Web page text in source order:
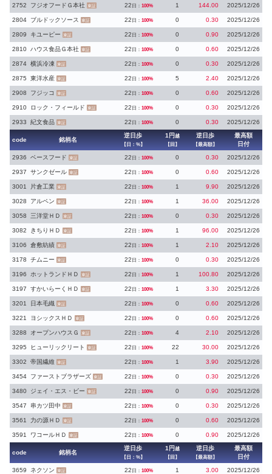
2752 フジオフードＧ本社 東証 22 日： 100% 1 144.00 2025/12/26
2804 ブルドックソース 東証 22 日： 100% 0 0.30 2025/12/26
2809 キユーピー 東証 22 日： 100% 0 0.90 2025/12/26
2810 ハウス食品Ｇ本社 東証 22 日： 100% 0 0.60 2025/12/26
2874 横浜冷凍 東証 22 日： 100% 0 0.30 2025/12/26
2875 東洋水産 東証 22 日： 100% 5 2.40 2025/12/26
2908 フジッコ 東証 22 日： 100% 0 0.60 2025/12/26
2910 ロック・フィールド 東証 22 日： 100% 0 0.30 2025/12/26
2933 紀文食品 東証 22 日： 100% 0 0.30 2025/12/26
code 銘柄名
逆日歩
【日：%】
1円 越
【回】
逆日歩
【最高額】
最高額
日付
2936
ベースフード 東証 22 日： 100% 0 0.30 2025/12/26
2937 サンクゼール 東証 22 日： 100% 0 0.60 2025/12/26
3001 片倉工業 東証 22 日： 100% 1 9.90 2025/12/26
3028 アルペン 東証 22 日： 100% 1 36.00 2025/12/26
3058 三洋堂ＨＤ 東証 22 日： 100% 0 0.30 2025/12/26
3082 きちりＨＤ 東証 22 日： 100% 1 96.00 2025/12/26
3106 倉敷紡績 東証 22 日： 100% 1 2.10 2025/12/26
3178 チムニー 東証 22 日： 100% 0 0.30 2025/12/26
3196 ホットランドＨＤ 東証 22 日： 100% 1 100.80 2025/12/26
3197 すかいらーくＨＤ 東証 22 日： 100% 1 3.30 2025/12/26
3201 日本毛織 東証 22 日： 100% 0 0.60 2025/12/26
3221 ヨシックスＨＤ 東証 22 日： 100% 0 0.60 2025/12/26
3288 オープンハウスＧ 東証 22 日： 100% 4 2.10 2025/12/26
3295 ヒューリックリート 東証 22 日： 100% 22 30.00 2025/12/26
3302 帝国繊維 東証 22 日： 100% 1 3.90 2025/12/26
3454 ファーストブラザーズ 東証 22 日： 100% 0 0.30 2025/12/26
3480 ジェイ・エス・ビー 東証 22 日： 100% 0 0.90 2025/12/26
3547 串カツ田中 東証 22 日： 100% 0 0.30 2025/12/26
3561 力の源ＨＤ 東証 22 日： 100% 0 0.60 2025/12/26
3591 ワコールＨＤ 東証 22 日： 100% 0 0.90 2025/12/26
code 銘柄名
逆日歩
【日：%】
1円 越
【回】
逆日歩
【最高額】
最高額
日付
3659
ネクソン 東証 22 日： 100% 1 3.00 2025/12/26